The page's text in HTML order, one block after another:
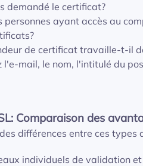
demandé le certificat?
personnes ayant accès au
de certificat travaille-t-il
l'e-mail, le nom, l'intitulé du
Comparaison des
différences entre ces types
individuels de validation